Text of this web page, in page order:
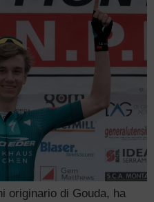
originario di Gouda, ha